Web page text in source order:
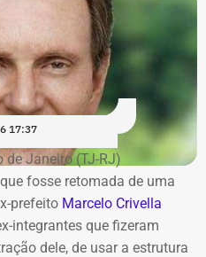
disponíveis para consulta
do TSE.
17:37
de Janeiro (TJ-RJ)
fosse retomada de uma
prefeito Marcelo Crivella
integrantes que fizeram
dele, de usar a estrutura